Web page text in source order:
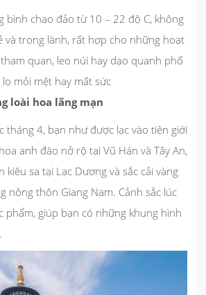
bình chao đảo từ 10 – 22 độ C, không
và trong lành, rất hợp cho những hoạt
quan, leo núi hay dạo quanh phố
mỏi mệt hay mất sức
loài hoa lãng mạn
tháng 4, bạn như được lạc vào tiên giới
anh đào nở rộ tại Vũ Hán và Tây An,
sa tại Lạc Dương và sắc cải vàng
nông thôn Giang Nam. Cảnh sắc lúc
phẩm, giúp bạn có những khung hình